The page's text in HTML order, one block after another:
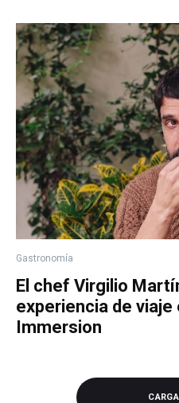
Gastronomía
El chef Virgilio
experiencia de viaje
Immersion